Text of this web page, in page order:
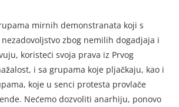
mirnih demonstranata koji s
zbog nemilih dogadjaja i
koristeći svoja prava iz Prvog
i sa grupama koje pljačkaju, kao i
koje u senci protesta provlače
Nećemo dozvoliti anarhiju, ponovo